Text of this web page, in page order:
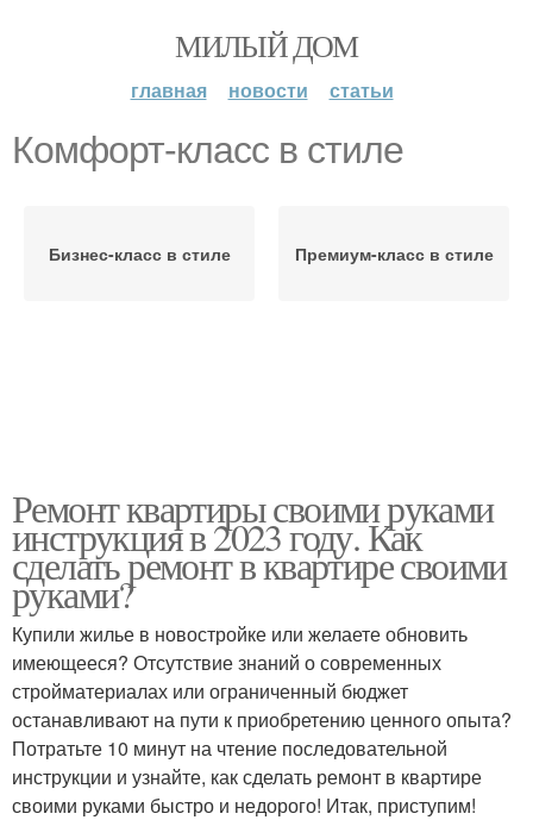
МИЛЫЙ ДОМ
главная новости статьи
Комфорт-класс в стиле
Бизнес-класс в стиле Премиум-класс в стиле
Ремонт квартиры своими руками
инструкция в 2023 году. Как
сделать ремонт в квартире своими
руками?
Купили жилье в новостройке или желаете обновить
имеющееся? Отсутствие знаний о современных
стройматериалах или ограниченный бюджет
останавливают на пути к приобретению ценного опыта?
Потратьте 10 минут на чтение последовательной
инструкции и узнайте, как сделать ремонт в квартире
своими руками быстро и недорого! Итак, приступим!